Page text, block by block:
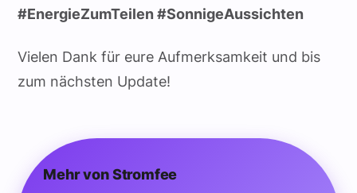
#EnergieZumTeilen #SonnigeAussichten
Vielen Dank für eure Aufmerksamkeit und bis
zum nächsten Update!
Mehr von Stromfee